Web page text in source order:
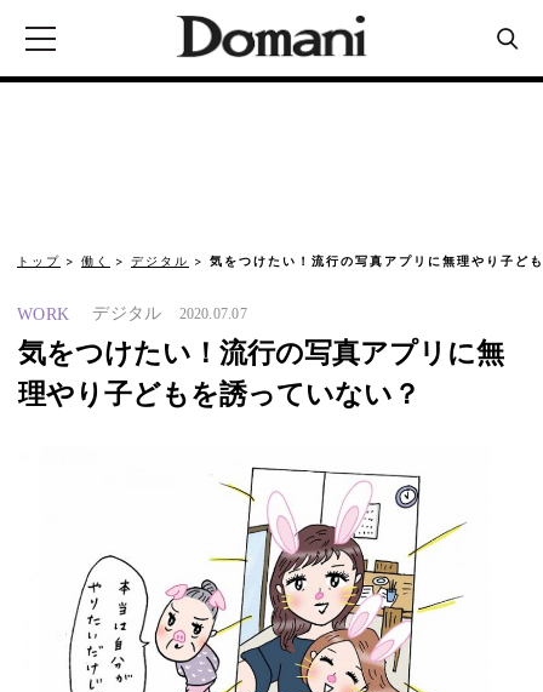
トップ 働く デジタル 気をつけたい！流行の写真アプリに無理やり子ど
WORK デジタル 2020.07.07
気をつけたい！流行の写真アプリに無
理やり子どもを誘っていない？